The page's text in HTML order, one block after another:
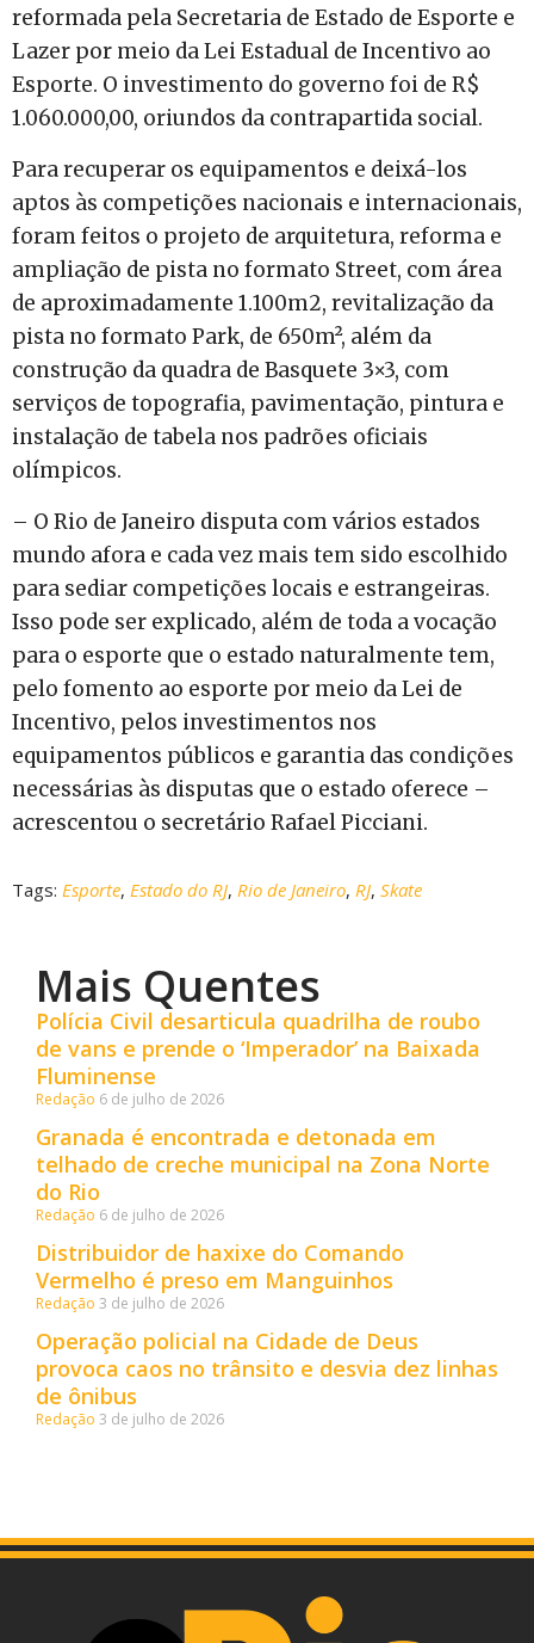
reformada pela Secretaria de Estado de Esporte e
Lazer por meio da Lei Estadual de Incentivo ao
Esporte. O investimento do governo foi de R$
1.060.000,00, oriundos da contrapartida social.
Para recuperar os equipamentos e deixá-los
aptos às competições nacionais e internacionais,
foram feitos o projeto de arquitetura, reforma e
ampliação de pista no formato Street, com área
de aproximadamente 1.100m2, revitalização da
pista no formato Park, de 650m², além da
construção da quadra de Basquete 3×3, com
serviços de topografia, pavimentação, pintura e
instalação de tabela nos padrões oficiais
olímpicos.
– O Rio de Janeiro disputa com vários estados
mundo afora e cada vez mais tem sido escolhido
para sediar competições locais e estrangeiras.
Isso pode ser explicado, além de toda a vocação
para o esporte que o estado naturalmente tem,
pelo fomento ao esporte por meio da Lei de
Incentivo, pelos investimentos nos
equipamentos públicos e garantia das condições
necessárias às disputas que o estado oferece –
acrescentou o secretário Rafael Picciani.
Tags: Esporte, Estado do RJ, Rio de Janeiro, RJ, Skate
Mais Quentes
Polícia Civil desarticula quadrilha de roubo
de vans e prende o ‘Imperador’ na Baixada
Fluminense
Redação 6 de julho de 2026
Granada é encontrada e detonada em
telhado de creche municipal na Zona Norte
do Rio
Redação 6 de julho de 2026
Distribuidor de haxixe do Comando
Vermelho é preso em Manguinhos
Redação 3 de julho de 2026
Operação policial na Cidade de Deus
provoca caos no trânsito e desvia dez linhas
de ônibus
Redação 3 de julho de 2026